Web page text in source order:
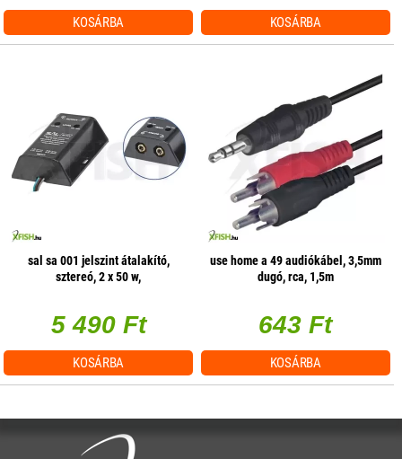
KOSÁRBA KOSÁRBA
sal sa 001 jelszint átalakító,
sztereó, 2 x 50 w,
5 490 Ft
KOSÁRBA
use home a 49 audiókábel, 3,5mm
dugó, rca, 1,5m
643 Ft
KOSÁRBA